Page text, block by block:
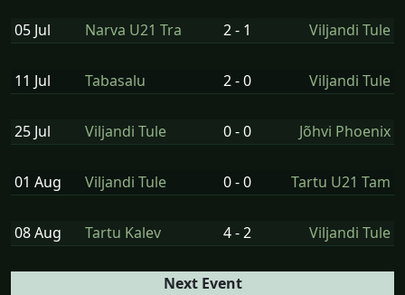
05 Jul Narva U21 Tra 2 - 1 Viljandi Tule
11 Jul Tabasalu 2 - 0 Viljandi Tule
25 Jul Viljandi Tule 0 - 0 Jõhvi Phoenix
01 Aug Viljandi Tule 0 - 0 Tartu U21 Tam
08 Aug Tartu Kalev 4 - 2 Viljandi Tule
Next Event